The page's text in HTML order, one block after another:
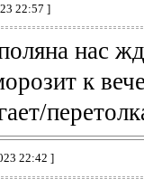
22:57 ]
нас
к
22:42 ]